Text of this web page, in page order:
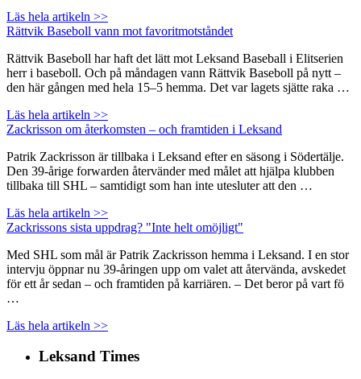
Läs hela artikeln >>
Rättvik Baseboll vann mot favoritmotståndet
Rättvik Baseboll har haft det lätt mot Leksand Baseball i Elitserien
herr i baseboll. Och på måndagen vann Rättvik Baseboll på nytt –
den här gången med hela 15–5 hemma. Det var lagets sjätte raka …
Läs hela artikeln >>
Zackrisson om återkomsten – och framtiden i Leksand
Patrik Zackrisson är tillbaka i Leksand efter en säsong i Södertälje.
Den 39-årige forwarden återvänder med målet att hjälpa klubben
tillbaka till SHL – samtidigt som han inte utesluter att den …
Läs hela artikeln >>
Zackrissons sista uppdrag? "Inte helt omöjligt"
Med SHL som mål är Patrik Zackrisson hemma i Leksand. I en stor
intervju öppnar nu 39-åringen upp om valet att återvända, avskedet
för ett år sedan – och framtiden på karriären. – Det beror på vart fö
…
Läs hela artikeln >>
Leksand Times